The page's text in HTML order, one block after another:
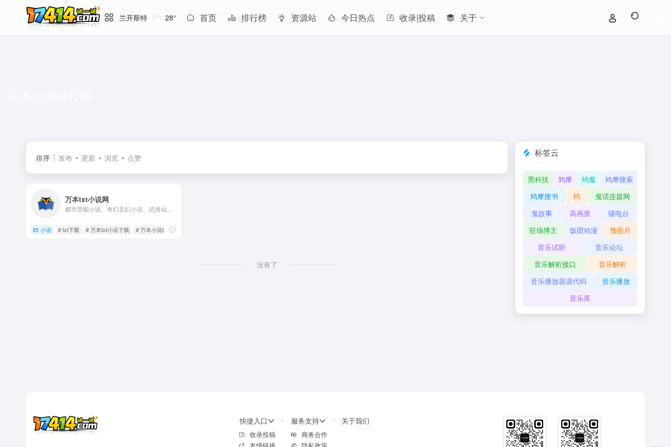
兰开斯特 28° 首页 排行榜 资源站 今日热点 收录|投稿 关于
排序 发布 更新 浏览 点赞
万本txt小说网
小说 # txt下载 # 万本txt小说下载 # 万本小说txt下载
没有了
标签云
黑科技 鸩摩 鸠魔
鸠摩搜索
鸠摩搜书
鸠
鬼话连篇网
鬼故事
高画质
骚电台
驻场博主
饭团动漫
预告片
音乐试听
音乐论坛
音乐解析接口
音乐解析
音乐播放器源代码
音乐播放
音乐库
快捷入口
收录投稿
服务支持
商务合作
关于我们